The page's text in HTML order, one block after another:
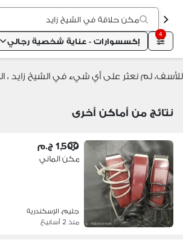
مكن حلاقة في الشيخ زايد
4
إكسسوارات - عناية شخصية رجالي
للأسف، لم نعثر على أي شيء في الشيخ زايد ،
نتائج من أماكن أخرى
1,500 ج.م
مكن الماني
جليم، الإسكندرية
منذ 2 أسابيع